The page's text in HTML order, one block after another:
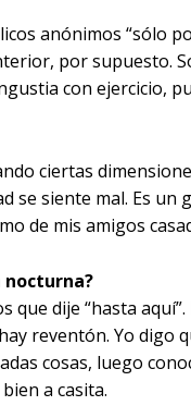
anónimos “sólo
por supuesto.
con ejercicio,
ciertas
se siente mal. Es
de mis amigos
nocturna?
que dije “hasta
reventón. Yo
cosas, luego
a casita.